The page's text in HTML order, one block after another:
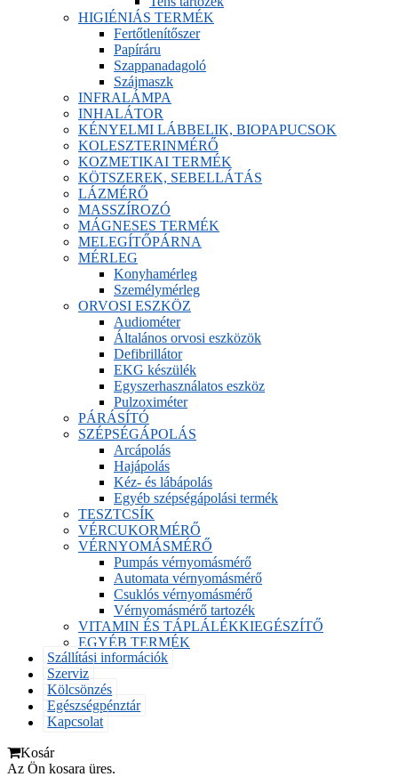
HIGIÉNIÁS TERMÉK
Fertőtlenítőszer
Papíráru
Szappanadagoló
Szájmaszk
INFRALÁMPA
INHALÁTOR
KÉNYELMI LÁBBELIK, BIOPAPUCSOK
KOLESZTERINMÉRŐ
KOZMETIKAI TERMÉK
KÖTSZEREK, SEBELLÁTÁS
LÁZMÉRŐ
MASSZÍROZÓ
MÁGNESES TERMÉK
MELEGÍTŐPÁRNA
MÉRLEG
Konyhamérleg
Személymérleg
ORVOSI ESZKÖZ
Audiométer
Általános orvosi eszközök
Defibrillátor
EKG készülék
Egyszerhasználatos eszköz
Pulzoximéter
PÁRÁSÍTÓ
SZÉPSÉGÁPOLÁS
Arcápolás
Hajápolás
Kéz- és lábápolás
Egyéb szépségápolási termék
TESZTCSÍK
VÉRCUKORMÉRŐ
VÉRNYOMÁSMÉRŐ
Pumpás vérnyomásmérő
Automata vérnyomásmérő
Csuklós vérnyomásmérő
Vérnyomásmérő tartozék
VITAMIN ÉS TÁPLÁLÉKKIEGÉSZÍTŐ
EGYÉB TERMÉK
Szállítási információk
Szerviz
Kölcsönzés
Egészségpénztár
Kapcsolat
Kosár
Az Ön kosara üres.